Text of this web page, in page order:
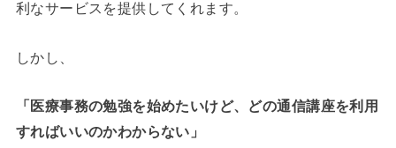
利なサービスを提供してくれます。
しかし、
「医療事務の勉強を始めたいけど、どの通信講座を利用
すればいいのかわからない」